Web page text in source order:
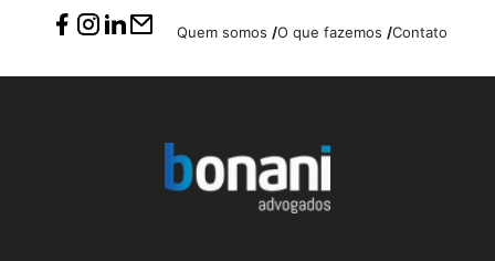
Quem somos /O que fazemos /Contato